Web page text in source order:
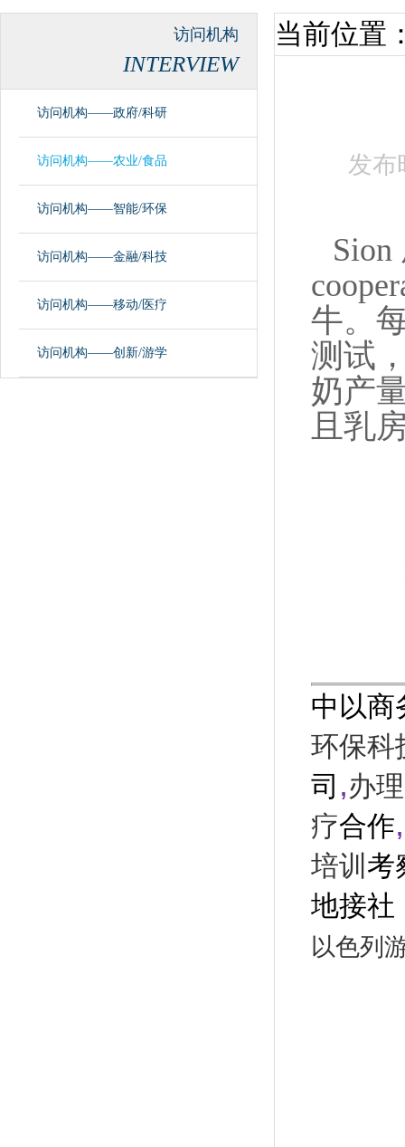
访问机构
INTERVIEW
访问机构——政府/科研
访问机构——农业/食品
访问机构——智能/环保
访问机构——金融/科技
访问机构——移动/医疗
访问机构——创新/游学
当前位置
发布
Sion
牛。
测试
奶产
且乳
中以商
环保科
司 ,办
疗合作,
培训 考
地接社
以色列